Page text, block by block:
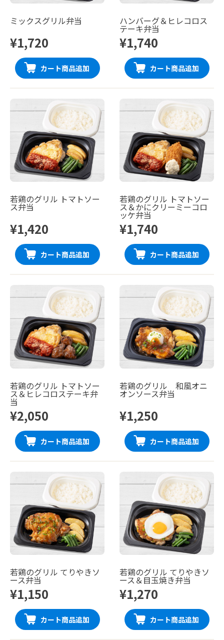
ミックスグリル弁当
¥1,720
カート商品追加
ハンバーグ＆ヒレコロス
テーキ弁当
¥1,740
カート商品追加
若鶏のグリル トマトソー
ス弁当
¥1,420
カート商品追加
若鶏のグリル トマトソー
ス＆かにクリーミーコロ
ッケ弁当
¥1,740
カート商品追加
若鶏のグリル トマトソー
ス＆ヒレコロステーキ弁
当
¥2,050
カート商品追加
若鶏のグリル 和風オニ
オンソース弁当
¥1,250
カート商品追加
若鶏のグリル てりやきソ
ース弁当
¥1,150
カート商品追加
若鶏のグリル てりやきソ
ース＆目玉焼き弁当
¥1,270
カート商品追加